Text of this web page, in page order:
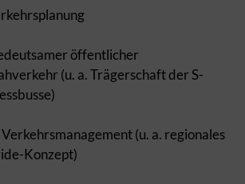
öffentlicher
(u. a. Trägerschaft der S-
(u. a. regionales
Konzept)